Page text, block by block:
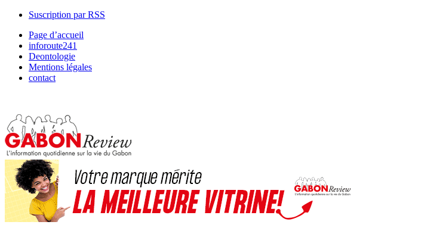
Suscription par RSS
Page d’accueil
inforoute241
Deontologie
Mentions légales
contact